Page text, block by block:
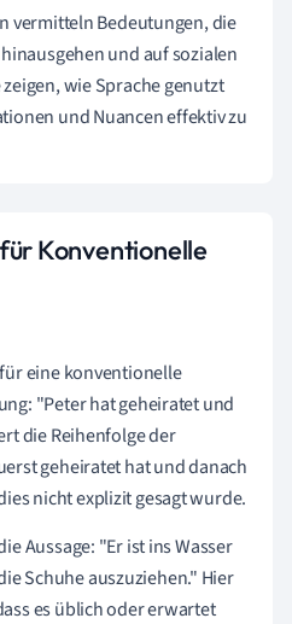
vermitteln Bedeutungen, die
und auf sozialen
wie Sprache genutzt
und Nuancen effektiv zu
Konventionelle
eine konventionelle
"Peter hat geheiratet und
die Reihenfolge der
geheiratet hat und danach
nicht explizit gesagt wurde.
Aussage: "Er ist ins Wasser
Schuhe auszuziehen." Hier
es üblich oder erwartet